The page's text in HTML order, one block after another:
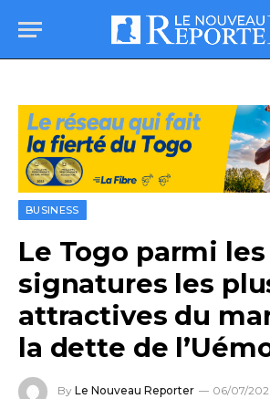
BUSINESS
Le Togo parmi les
signatures les
attractives du
la dette de
By Le Nouveau Reporter
06/07/